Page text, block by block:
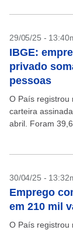
29/05/25 -
IBGE:
privado
pessoas
O País registrou
carteira
abril. Foram
30/04/25 -
Emprego
em 210 mil
O País registrou